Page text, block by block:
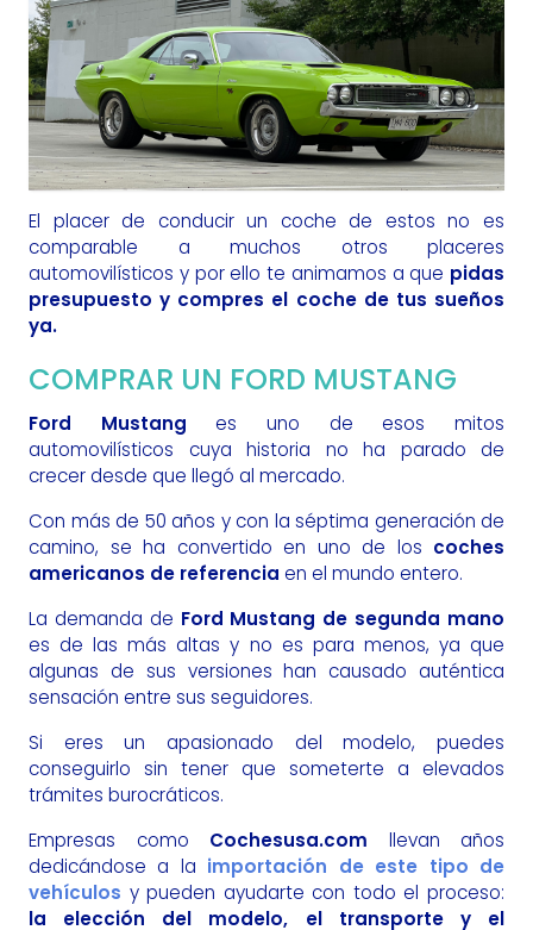
El placer de conducir un coche de estos no es
comparable a muchos otros placeres
automovilísticos y por ello te animamos a que pidas
presupuesto y compres el coche de tus sueños
ya.
COMPRAR UN FORD MUSTANG
Ford Mustang es uno de esos mitos
automovilísticos cuya historia no ha parado de
crecer desde que llegó al mercado.
Con más de 50 años y con la séptima generación de
camino, se ha convertido en uno de los coches
americanos de referencia en el mundo entero.
La demanda de Ford Mustang de segunda mano
es de las más altas y no es para menos, ya que
algunas de sus versiones han causado auténtica
sensación entre sus seguidores.
Si eres un apasionado del modelo, puedes
conseguirlo sin tener que someterte a elevados
trámites burocráticos.
Empresas como Cochesusa.com llevan años
dedicándose a la importación de este tipo de
vehículos y pueden ayudarte con todo el proceso:
la elección del modelo, el transporte y el